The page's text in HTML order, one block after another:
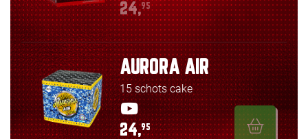
24,95
AURORA AIR
15 schots cake
24,95